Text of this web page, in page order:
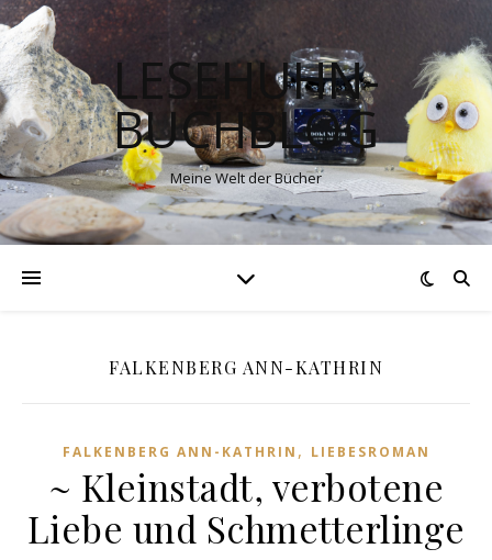
LESEHUHN-
BUCHBLOG
Meine Welt der Bücher
FALKENBERG ANN-KATHRIN
FALKENBERG ANN-KATHRIN , LIEBESROMAN
~ Kleinstadt, verbotene
Liebe und Schmetterlinge